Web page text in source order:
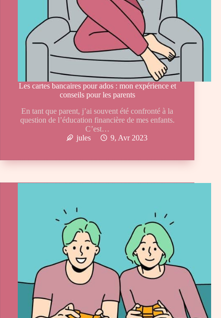
Les cartes bancaires pour ados : mon expérience et
conseils pour les parents
En tant que parent, j’ai souvent été confronté à la
question de l’éducation financière de mes enfants.
C’est…
jules
9, Avr 2023